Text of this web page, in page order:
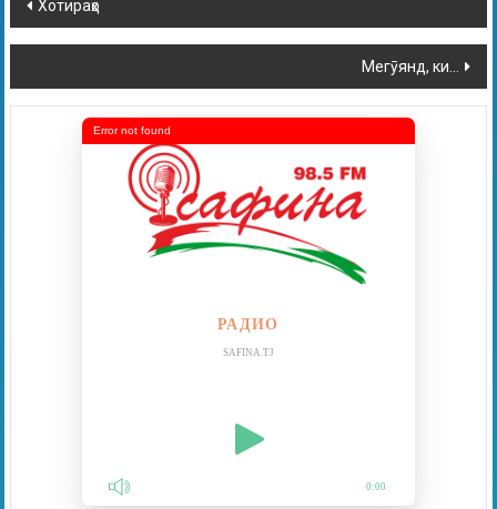
Хотираҳо
Мегӯянд, ки…
РАДИО
SAFINA.TJ
0:00
Error not found